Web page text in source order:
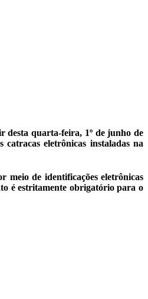
desta quarta-feira, 1º de junho de
eletrônicas instaladas na
meio de identificações eletrônicas
é estritamente obrigatório para o